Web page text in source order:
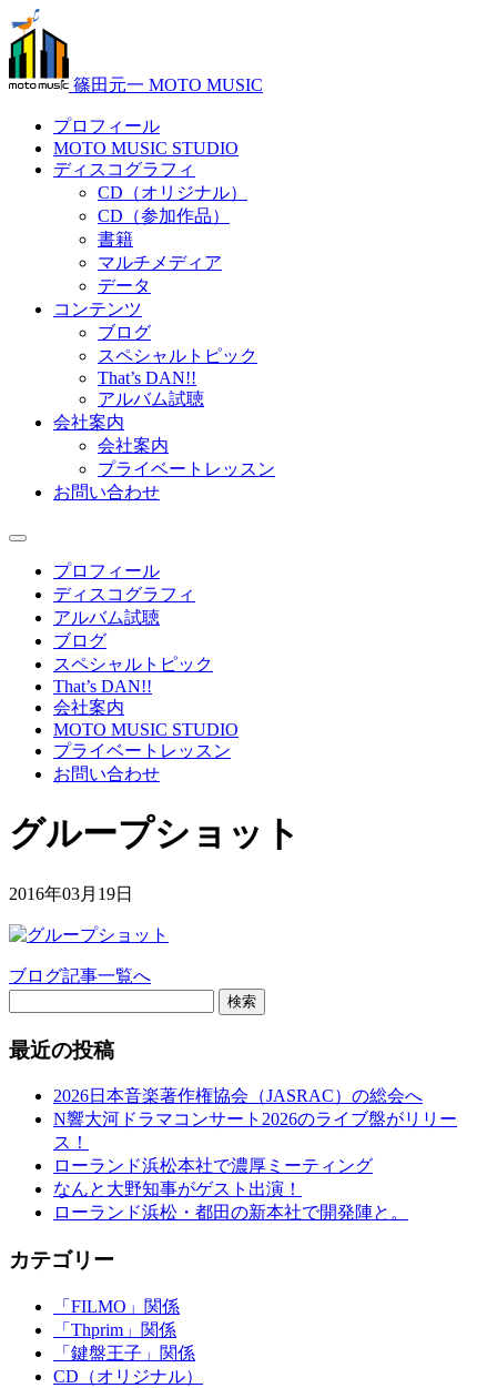
篠田元一 MOTO MUSIC
プロフィール
MOTO MUSIC STUDIO
ディスコグラフィ
CD（オリジナル）
CD（参加作品）
書籍
マルチメディア
データ
コンテンツ
ブログ
スペシャルトピック
That’s DAN!!
アルバム試聴
会社案内
会社案内
プライベートレッスン
お問い合わせ
プロフィール
ディスコグラフィ
アルバム試聴
ブログ
スペシャルトピック
That’s DAN!!
会社案内
MOTO MUSIC STUDIO
プライベートレッスン
お問い合わせ
グループショット
2016年03月19日
ブログ記事一覧へ
検索
最近の投稿
2026日本音楽著作権協会（JASRAC）の総会へ
N響大河ドラマコンサート2026のライブ盤がリリー
ス！
ローランド浜松本社で濃厚ミーティング
なんと大野知事がゲスト出演！
ローランド浜松・都田の新本社で開発陣と。
カテゴリー
「FILMO」関係
「Thprim」関係
「鍵盤王子」関係
CD（オリジナル）